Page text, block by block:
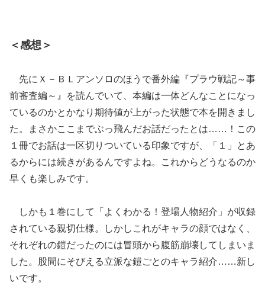
＜感想＞
先にＸ－ＢＬアンソロのほうで番外編『プラウ戦記～事
前審査編～』を読んでいて、本編は一体どんなことになっ
ているのかとかなり期待値が上がった状態で本を開きまし
た。まさかここまでぶっ飛んだお話だったとは……！この
１冊でお話は一区切りついている印象ですが、「１」とあ
るからには続きがあるんですよね。これからどうなるのか
早くも楽しみです。
しかも１巻にして「よくわかる！登場人物紹介」が収録
されている親切仕様。しかしこれがキャラの顔ではなく、
それぞれの鎧だったのには冒頭から腹筋崩壊してしまいま
した。股間にそびえる立派な鎧ごとのキャラ紹介……新し
いです。